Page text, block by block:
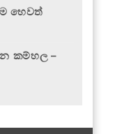
හෙවත්
කම්හල –